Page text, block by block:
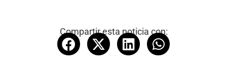
Compartir esta noticia con: